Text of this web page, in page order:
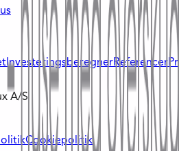
InvesteringsberegnerReferencer
A/S
Cookiepolitik